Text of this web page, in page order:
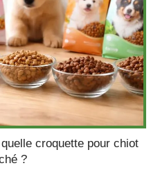
croquette pour chiot
?